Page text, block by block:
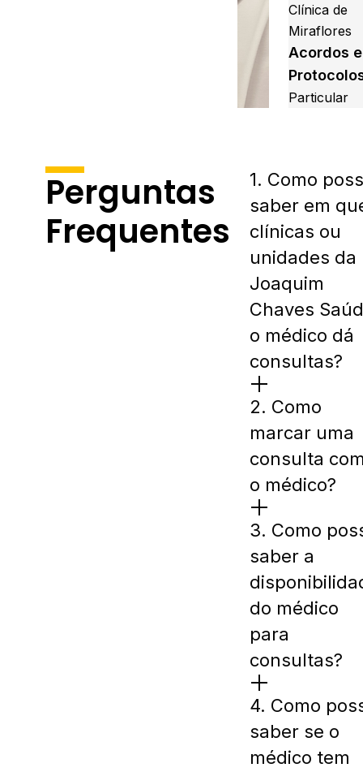
Clínica de
Miraflores
Acordos e
Particular
Perguntas
Frequentes
1. Como
saber em
clínicas ou
unidades da
Joaquim
Chaves
o médico dá
consultas?
2. Como
marcar uma
consulta com
o médico?
3. Como
saber a
do médico
para
consultas?
4. Como
saber se o
médico tem